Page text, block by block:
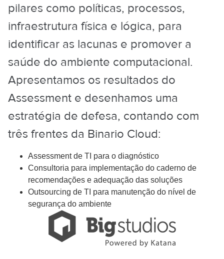
pilares como políticas, processos,
infraestrutura física e lógica, para
identificar as lacunas e promover a
saúde do ambiente computacional.
Apresentamos os resultados do
Assessment e desenhamos uma
estratégia de defesa, contando com
três frentes da Binario Cloud:
Assessment de TI para o diagnóstico
Consultoria para implementação do caderno de
recomendações e adequação das soluções
Outsourcing de TI para manutenção do nível de
segurança do ambiente